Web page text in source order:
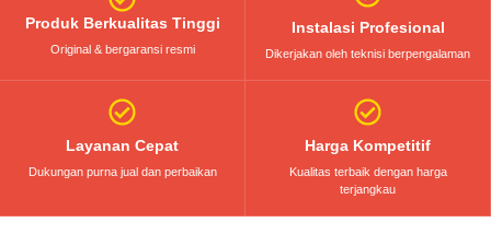
Produk Berkualitas Tinggi
Original & bergaransi resmi
Instalasi Profesional
Dikerjakan oleh teknisi berpengalaman
Layanan Cepat
Dukungan purna jual dan perbaikan
Harga Kompetitif
Kualitas terbaik dengan harga
terjangkau